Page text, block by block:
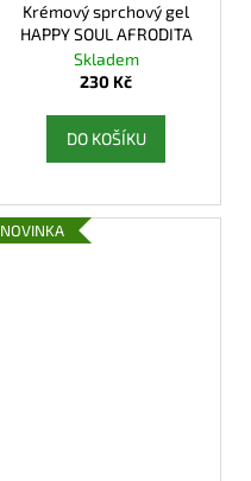
Krémový sprchový gel
HAPPY SOUL AFRODITA
Skladem
230 Kč
DO KOŠÍKU
NOVINKA